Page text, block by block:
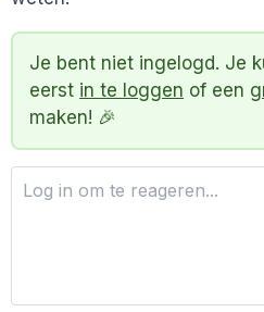
Je bent niet ingelogd. Je
eerst in te loggen of een
maken! 🎉